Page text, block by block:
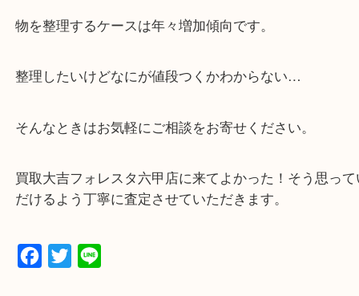
⇒駅を降りて直ぐのフォレスタの入り口はB1とな
・解放感ある店内でゆったりお過ごしいただけます
☆どんなご依頼も大歓迎☆
遺品整理・生前整理・断捨離・引越し